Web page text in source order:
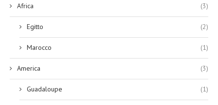
Africa (3)
Egitto (2)
Marocco (1)
America (3)
Guadaloupe (1)